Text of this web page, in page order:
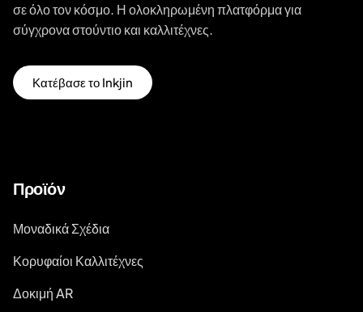
σε όλο τον κόσμο. Η ολοκληρωμένη πλατφόρμα για
σύγχρονα στούντιο και καλλιτέχνες.
Κατέβασε το Inkjin
Προϊόν
Μοναδικά Σχέδια
Κορυφαίοι Καλλιτέχνες
Δοκιμή AR